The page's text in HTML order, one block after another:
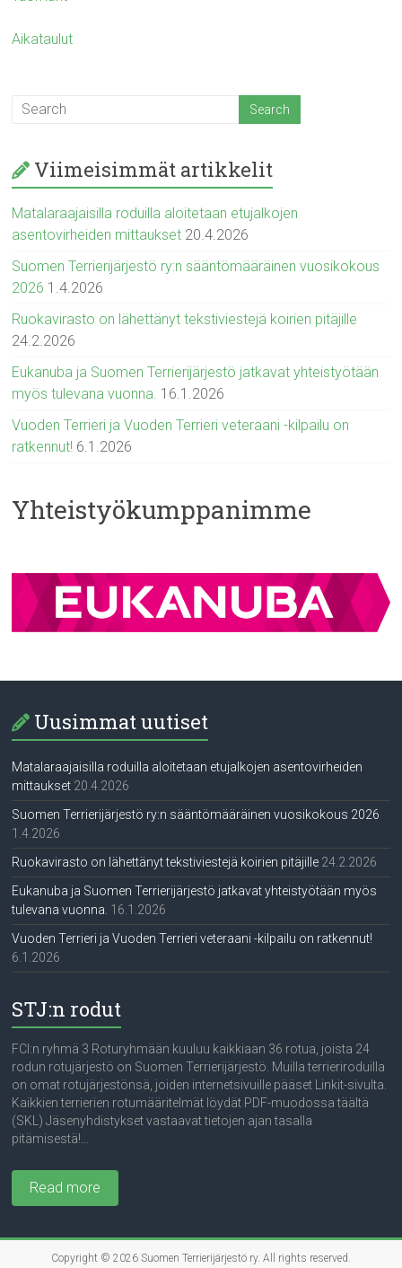
Aikataulut
Viimeisimmät artikkelit
Matalaraajaisilla roduilla aloitetaan etujalkojen
asentovirheiden mittaukset 20.4.2026
Suomen Terrierijärjestö ry:n sääntömääräinen vuosikokous
2026 1.4.2026
Ruokavirasto on lähettänyt tekstiviestejä koirien pitäjille
24.2.2026
Eukanuba ja Suomen Terrierijärjestö jatkavat yhteistyötään
myös tulevana vuonna. 16.1.2026
Vuoden Terrieri ja Vuoden Terrieri veteraani -kilpailu on
ratkennut! 6.1.2026
Yhteistyökumppanimme
Uusimmat uutiset
Matalaraajaisilla roduilla aloitetaan etujalkojen asentovirheiden
mittaukset 20.4.2026
Suomen Terrierijärjestö ry:n sääntömääräinen vuosikokous 2026
1.4.2026
Ruokavirasto on lähettänyt tekstiviestejä koirien pitäjille 24.2.2026
Eukanuba ja Suomen Terrierijärjestö jatkavat yhteistyötään myös
tulevana vuonna. 16.1.2026
Vuoden Terrieri ja Vuoden Terrieri veteraani -kilpailu on ratkennut!
6.1.2026
STJ:n rodut
FCI:n ryhmä 3 Roturyhmään kuuluu kaikkiaan 36 rotua, joista 24
rodun rotujärjestö on Suomen Terrierijärjestö. Muilla terrieriroduilla
on omat rotujärjestönsä, joiden internetsivuille pääset Linkit-sivulta.
Kaikkien terrierien rotumääritelmät löydät PDF-muodossa täältä
(SKL) Jäsenyhdistykset vastaavat tietojen ajan tasalla
pitämisestä!...
Read more
Copyright © 2026 Suomen Terrierijärjestö ry. All rights reserved.